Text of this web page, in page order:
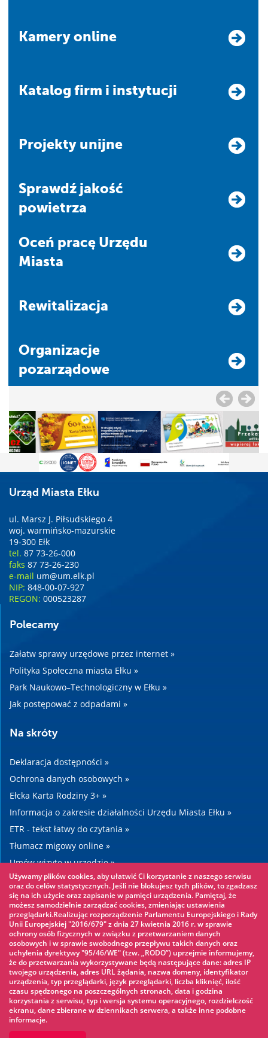
Kamery online
Katalog firm i instytucji
Projekty unijne
Sprawdź jakość
powietrza
Oceń pracę Urzędu
Miasta
Rewitalizacja
Organizacje
pozarządowe
Urząd Miasta Ełku
ul. Marsz J. Piłsudskiego 4
woj. warmińsko-mazurskie
19-300 Ełk
tel. 87 73-26-000
faks 87 73-26-230
e-mail um@um.elk.pl
NIP: 848-00-07-927
REGON: 000523287
Polecamy
Załatw sprawy urzędowe przez internet »
Polityka Społeczna miasta Ełku »
Park Naukowo–Technologiczny w Ełku »
Jak postępować z odpadami »
Na skróty
Deklaracja dostępności »
Ochrona danych osobowych »
Ełcka Karta Rodziny 3+ »
Informacja o zakresie działalności Urzędu Miasta Ełku »
ETR - tekst łatwy do czytania »
Tłumacz migowy online »
Umów wizytę w urzędzie »
Drogi »
Warto zobaczyć
Park linowy »
Park Wodny »
Lodowisko »
KINOECK »
Muzeum »
Używamy plików cookies, aby ułatwić Ci korzystanie z naszego serwisu
oraz do celów statystycznych. Jeśli nie blokujesz tych plików, to zgadzasz
się na ich użycie oraz zapisanie w pamięci urządzenia. Pamiętaj, że
możesz samodzielnie zarządzać cookies, zmieniając ustawienia
przeglądarki.Realizując rozporządzenie Parlamentu Europejskiego i Rady
Unii Europejskiej "2016/679" z dnia 27 kwietnia 2016 r. w sprawie
ochrony osób fizycznych w związku z przetwarzaniem danych
osobowych i w sprawie swobodnego przepływu takich danych oraz
uchylenia dyrektywy "95/46/WE" (tzw. „RODO”) uprzejmie informujemy,
że do przetwarzania wykorzystywane będą następujące dane: adres IP
twojego urządzenia, adres URL żądania, nazwa domeny, identyfikator
urządzenia, typ przeglądarki, język przeglądarki, liczba kliknięć, ilość
czasu spędzonego na poszczególnych stronach, data i godzina
korzystania z serwisu, typ i wersja systemu operacyjnego, rozdzielczość
ekranu, dane zbierane w dziennikach serwera, a także inne podobne
informacje.